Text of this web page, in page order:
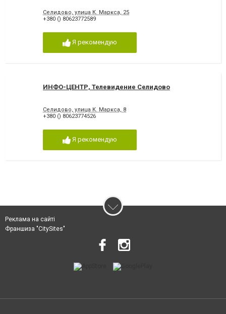
Селидово, улица К. Маркса, 25
+380 () 80623772589
Я рекомендую
ИНФО-ЦЕНТР, Телевидение Селидово
Селидово, улица К. Маркса, 8
+380 () 80623774526
Я рекомендую
Реклама на сайті
Франшиза "CitySites"